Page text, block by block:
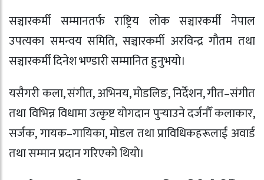
सञ्चारकर्मी सम्मानतर्फ राष्ट्रिय लोक सञ्चारकर्मी नेपाल
उपत्यका समन्वय समिति, सञ्चारकर्मी अरविन्द्र गौतम तथा
सञ्चारकर्मी दिनेश भण्डारी सम्मानित हुनुभयो।
यसैगरी कला, संगीत, अभिनय, मोडलिङ, निर्देशन, गीत–संगीत
तथा विभिन्न विधामा उत्कृष्ट योगदान पुर्‍याउने दर्जनौँ कलाकार,
सर्जक, गायक–गायिका, मोडल तथा प्राविधिकहरूलाई अवार्ड
तथा सम्मान प्रदान गरिएको थियो।